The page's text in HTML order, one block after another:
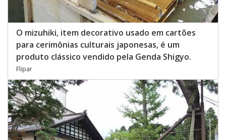
O mizuhiki, item decorativo usado em cartões
para cerimônias culturais japonesas, é um
produto clássico vendido pela Genda Shigyo.
Flipar